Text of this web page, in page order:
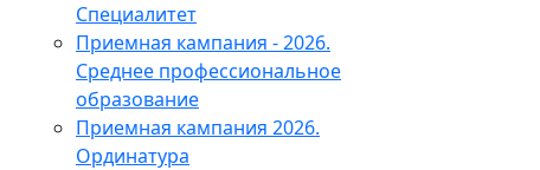
Специалитет
Приемная кампания - 2026.
Среднее профессиональное
образование
Приемная кампания 2026.
Ординатура